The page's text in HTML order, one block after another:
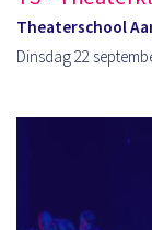
Theaterschool
Dinsdag 22